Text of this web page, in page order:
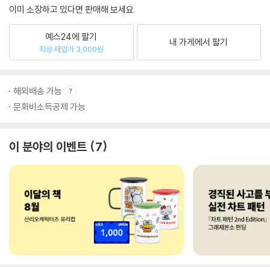
이미 소장하고 있다면 판매해 보세요.
예스24에 팔기
최상 매입가 3,000원
내 가게에서 팔기
해외배송 가능
문화비소득공제 가능
이 분야의 이벤트 7